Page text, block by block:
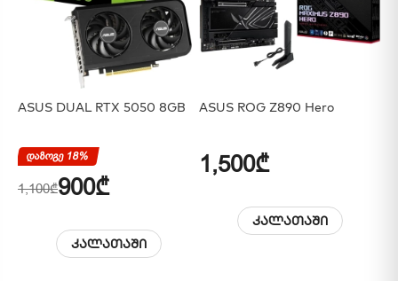
ASUS DUAL RTX 5050 8GB
დაზოგე 18%
1,100₾900₾
კალათაში
ASUS ROG Z890 Hero
1,500₾
კალათაში